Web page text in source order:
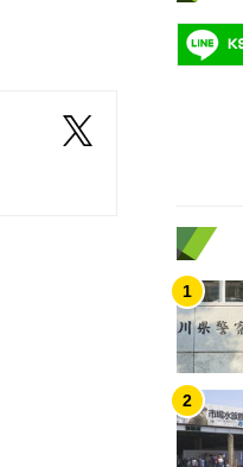
1
2